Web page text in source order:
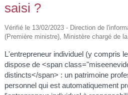
saisi ?
Vérifié le 13/02/2023 - Direction de
(Première ministre), Ministère chargé de
L'entrepreneur individuel (y compris
dispose de <span
distincts</span> : un patrimoine
personnel qui est automatiquement